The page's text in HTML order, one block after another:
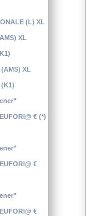
(L) XL
XL
XL
(K1)
€ (*)
€
€